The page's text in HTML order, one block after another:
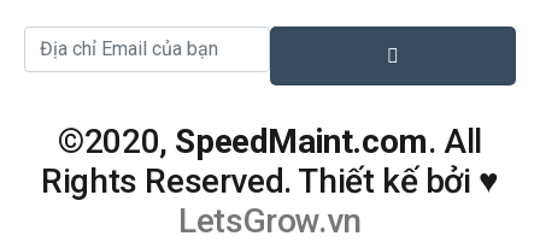
©2020, SpeedMaint.com. All
Rights Reserved. Thiết kế bởi ♥
LetsGrow.vn